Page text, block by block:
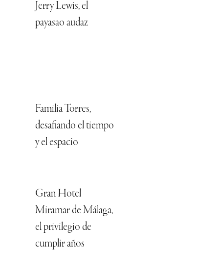
Jerry Lewis, el
payasao audaz
Familia Torres,
desafiando el tiempo
y el espacio
Gran Hotel
Miramar de Málaga,
el privilegio de
cumplir años